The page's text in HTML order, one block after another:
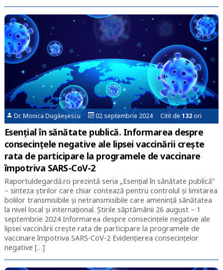
Dr. Monica Dugăeșescu 02 septembrie 2024 Citit de132ori
Esențial în sănătate publică. Informarea despre
consecinţele negative ale lipsei vaccinării creşte
rata de participare la programele de vaccinare
împotriva SARS-CoV-2
Raportuldegardă.ro prezintă seria „Esențial în sănătate publică”
– sinteza știrilor care chiar contează pentru controlul și limitarea
bolilor transmisibile și netransmisibile care amenință sănătatea
la nivel local și internațional. Știrile săptămânii 26 august – 1
septembrie 2024 Informarea despre consecinţele negative ale
lipsei vaccinării creşte rata de participare la programele de
vaccinare împotriva SARS-CoV-2 Evidențierea consecinţelor
negative […]